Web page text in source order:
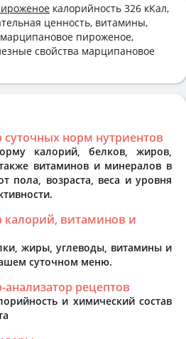
калорийность 326 кКал,
ценность, витамины,
пироженое,
свойства марципановое
суточных норм нутриентов
калорий, белков, жиров,
витаминов и минералов в
пола, возраста, веса и уровня
калорий, витаминов и
жиры, углеводы, витамины и
суточном меню.
анализатор рецептов
и химический состав